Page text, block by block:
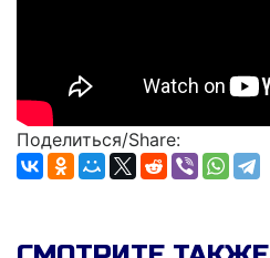
Поделиться/Share: